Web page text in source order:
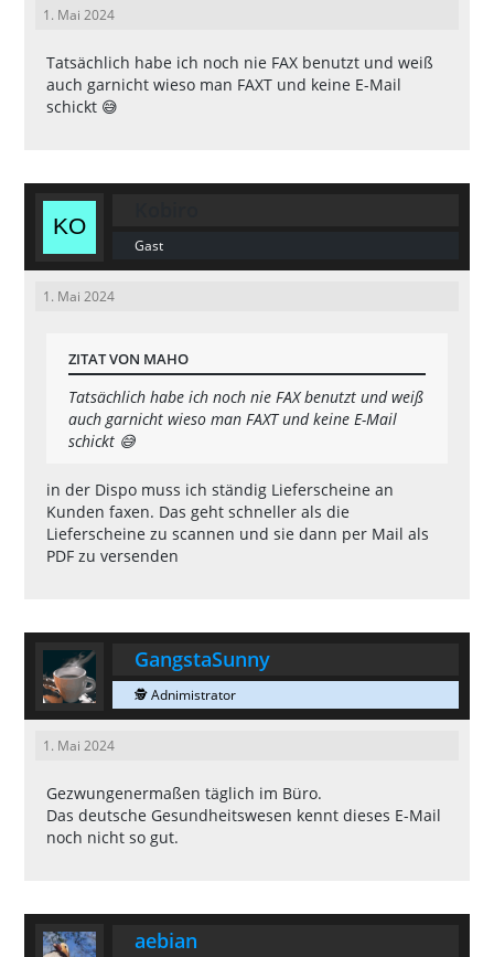
1. Mai 2024
Tatsächlich habe ich noch nie FAX benutzt und weiß
auch garnicht wieso man FAXT und keine E-Mail
schickt 😅
Gast
1. Mai 2024
ZITAT VON MAHO
Tatsächlich habe ich noch nie FAX benutzt und weiß
auch garnicht wieso man FAXT und keine E-Mail
schickt 😅
in der Dispo muss ich ständig Lieferscheine an
Kunden faxen. Das geht schneller als die
Lieferscheine zu scannen und sie dann per Mail als
PDF zu versenden
GangstaSunny
🕵 Adnimistrator
1. Mai 2024
Gezwungenermaßen täglich im Büro.
Das deutsche Gesundheitswesen kennt dieses E-Mail
noch nicht so gut.
aebian